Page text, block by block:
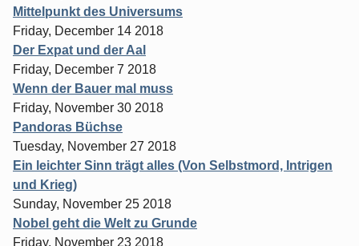
Mittelpunkt des Universums
Friday, December 14 2018
Der Expat und der Aal
Friday, December 7 2018
Wenn der Bauer mal muss
Friday, November 30 2018
Pandoras Büchse
Tuesday, November 27 2018
Ein leichter Sinn trägt alles (Von Selbstmord, Intrigen
und Krieg)
Sunday, November 25 2018
Nobel geht die Welt zu Grunde
Friday, November 23 2018